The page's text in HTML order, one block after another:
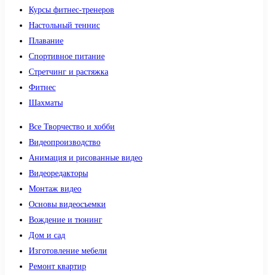
Курсы фитнес-тренеров
Настольный теннис
Плавание
Спортивное питание
Стретчинг и растяжка
Фитнес
Шахматы
Все Творчество и хобби
Видеопроизводство
Анимация и рисованные видео
Видеоредакторы
Монтаж видео
Основы видеосъемки
Вождение и тюнинг
Дом и сад
Изготовление мебели
Ремонт квартир